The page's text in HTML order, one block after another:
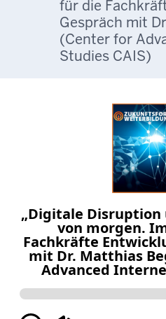
für die
Gespräch mit
(Center for
Studies CAIS)